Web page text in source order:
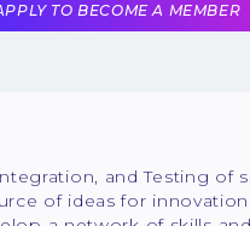
TO BECOME A MEMBER
and Testing of
of ideas for